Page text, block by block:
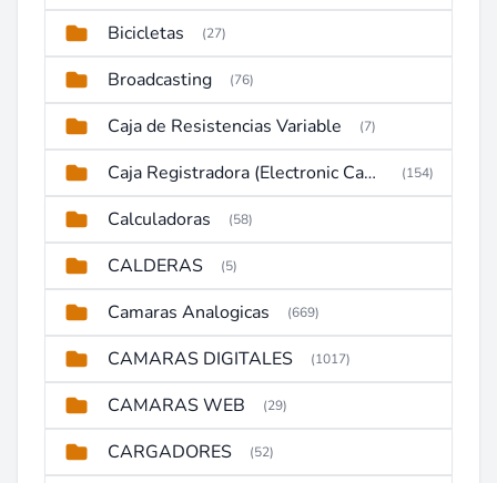
Bicicletas (27)
Broadcasting (76)
Caja de Resistencias Variable (7)
Caja Registradora (Electronic Cash Register) (154)
Calculadoras (58)
CALDERAS (5)
Camaras Analogicas (669)
CAMARAS DIGITALES (1017)
CAMARAS WEB (29)
CARGADORES (52)